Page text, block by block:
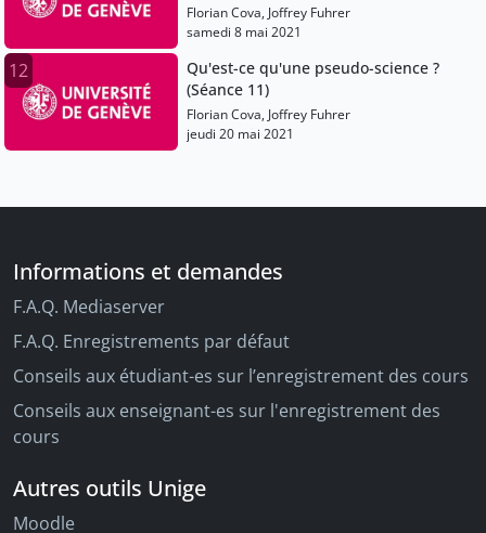
Florian Cova, Joffrey Fuhrer
samedi 8 mai 2021
12
Qu'est-ce qu'une pseudo-science ?
(Séance 11)
Florian Cova, Joffrey Fuhrer
jeudi 20 mai 2021
Informations et demandes
F.A.Q. Mediaserver
F.A.Q. Enregistrements par défaut
Conseils aux étudiant-es sur l’enregistrement des cours
Conseils aux enseignant-es sur l'enregistrement des
cours
Autres outils Unige
Moodle